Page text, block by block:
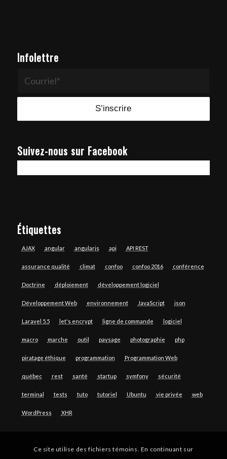
Infolettre
Suivez-nous sur Facebook
Étiquettes
AJAX angular angularjs api API REST
assurance qualité climat confoo confoo 2016 conférence
Doctrine déploiement développement logiciel
Développement Web environnement JavaScript json
Laravel 5.5 let's encrypt ligne de commande logiciel
macro marche outil paysage photographie php
piratage éthique programmation Programmation Web
québec rest santé startup symfony sécurité
terminal tests tuto tutoriel Ubuntu vie privée web
WordPress XHR
Ce site utilise des fichiers témoins. En continuant sur